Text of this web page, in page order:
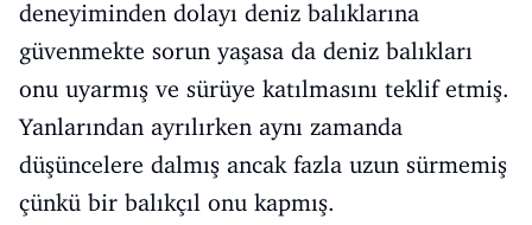
deneyiminden dolayı deniz balıklarına
güvenmekte sorun yaşasa da deniz balıkları
onu uyarmış ve sürüye katılmasını teklif etmiş.
Yanlarından ayrılırken aynı zamanda
düşüncelere dalmış ancak fazla uzun sürmemiş
çünkü bir balıkçıl onu kapmış.